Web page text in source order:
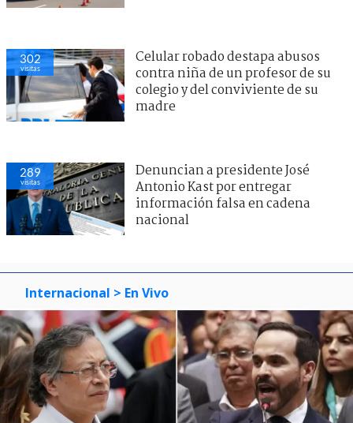
302
visitas
Celular robado destapa abusos
contra niña de un profesor de su
colegio y del conviviente de su
madre
289
visitas
Denuncian a presidente José
Antonio Kast por entregar
información falsa en cadena
nacional
Internacional > En Vivo